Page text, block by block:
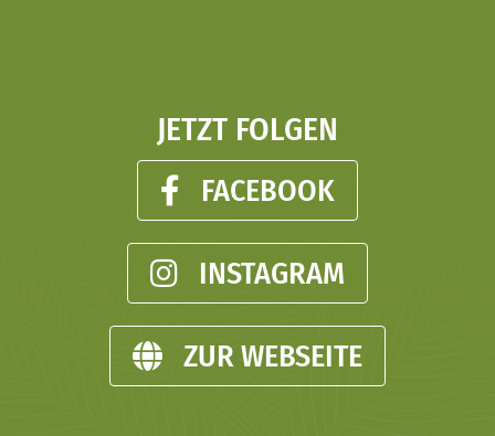
JETZT FOLGEN
FACEBOOK
INSTAGRAM
ZUR WEBSEITE